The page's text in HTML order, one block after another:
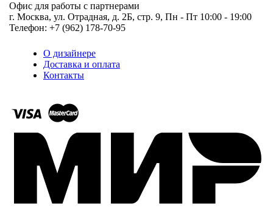
Офис для работы с партнерами
г. Москва, ул. Отрадная, д. 2Б, стр. 9, Пн - Пт 10:00 - 19:00
Телефон: +7 (962) 178-70-95
О дизайнере
Доставка и оплата
Контакты